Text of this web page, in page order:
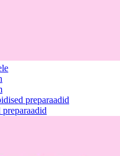
preparaadid